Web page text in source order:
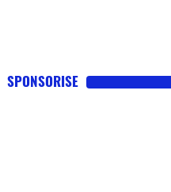
SPONSORISE